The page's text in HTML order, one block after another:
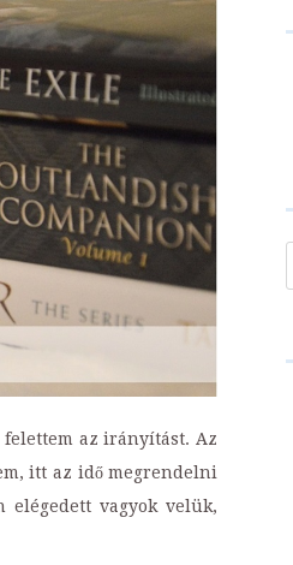
az irányítást. Az
itt az idő megrendelni
elégedett vagyok velük,